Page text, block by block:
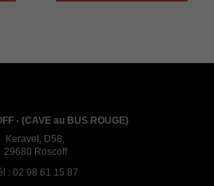
- (CAVE au BUS ROUGE)
Keravel, D58,
29680 Roscoff
: 02 98 61 15 87